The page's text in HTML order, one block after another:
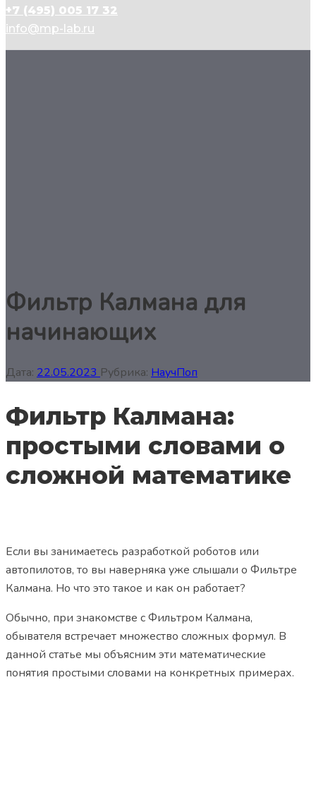
+7 (495) 005 17 32
info@mp-lab.ru
Фильтр Калмана для
начинающих
Дата: 22.05.2023 Рубрика: НаучПоп
Фильтр Калмана:
простыми словами о
сложной математике
Если вы занимаетесь разработкой роботов или
автопилотов, то вы наверняка уже слышали о Фильтре
Калмана. Но что это такое и как он работает?
Обычно, при знакомстве c Фильтром Калмана,
обывателя встречает множество сложных формул. В
данной статье мы объясним эти математические
понятия простыми словами на конкретных примерах.